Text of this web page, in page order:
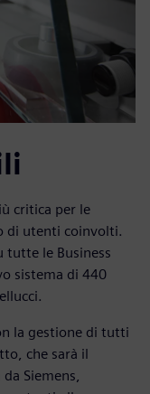
critica per le
di utenti coinvolti.
tutte le Business
sistema di 440
la gestione di tutti
che sarà il
Siemens,